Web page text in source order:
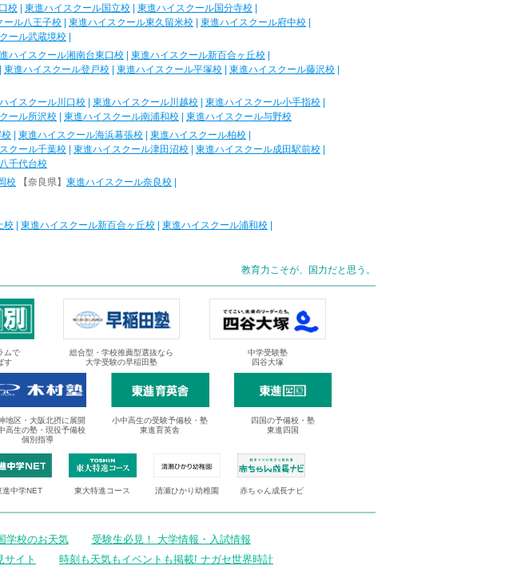
校 東進ハイスクール国立校 東進ハイスクール国分寺校
ール八王子校 東進ハイスクール東久留米校 東進ハイスクール府中校
ール武蔵境校
ハイスクール湘南台東口校 東進ハイスクール新百合ヶ丘校
東進ハイスクール登戸校 東進ハイスクール平塚校 東進ハイスクール藤沢校
イスクール川口校 東進ハイスクール川越校 東進ハイスクール小手指校
ール所沢校 東進ハイスクール南浦和校
東進ハイスクール与野校
東進ハイスクール海浜幕張校 東進ハイスクール柏校
クール千葉校 東進ハイスクール津田沼校 東進ハイスクール成田駅前校
千代台校
校 【奈良県】 東進ハイスクール奈良校
校 東進ハイスクール新百合ヶ丘校 東進ハイスクール浦和校
教育力こそが、国力だと思う。
ムで
す
総合型・学校推薦型選抜なら
大学受験の早稲田塾
中学受験塾
四谷大塚
地区・大阪北摂に展開
高生の塾・現役予備校
個別指導
小中高生の受験予備校・塾
東進育英舎
四国の予備校・塾
東進四国
進中学NET 東大特進コース 清瀬ひかり幼稚園 赤ちゃん成長ナビ
学校のお天気
受験生必見！ 大学情報・入試情報
サイト 時刻も天気もイベントも掲載! ナガセ世界時計